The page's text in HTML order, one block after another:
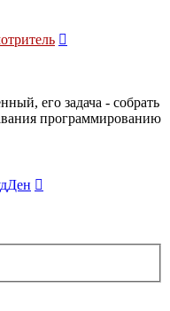
его задача - собрать
программированию